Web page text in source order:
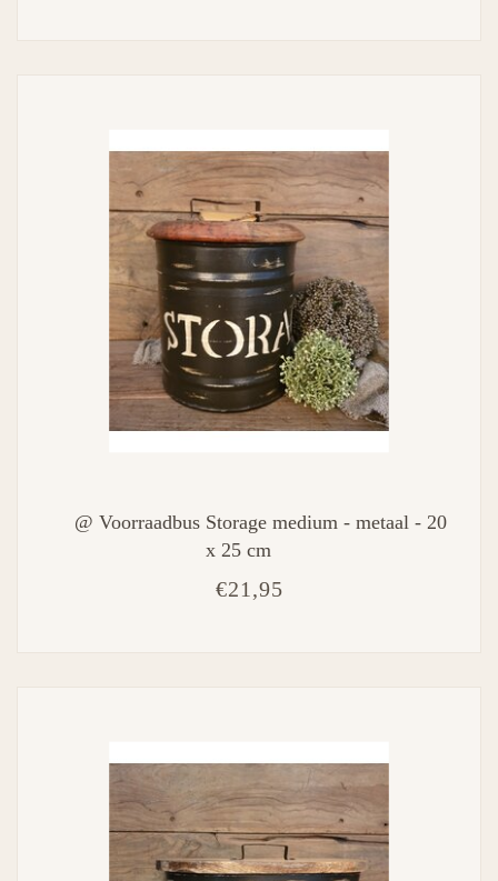
@ Voorraadbus Storage medium - metaal - 20
x 25 cm
€21,95